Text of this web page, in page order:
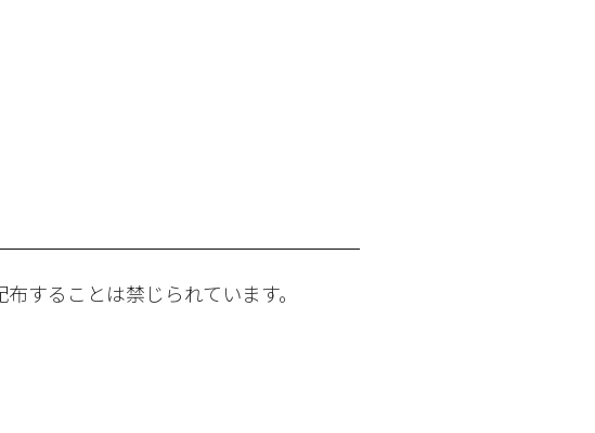
することは禁じられています。